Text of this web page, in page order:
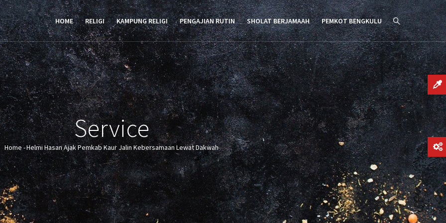
HOME RELIGI KAMPUNG RELIGI PENGAJIAN RUTIN SHOLAT BERJAMAAH PEMKOT BENGKULU
Service
Breadcrumb
Home -Helmi Hasan Ajak Pemkab Kaur Jalin Kebersamaan Lewat Dakwah